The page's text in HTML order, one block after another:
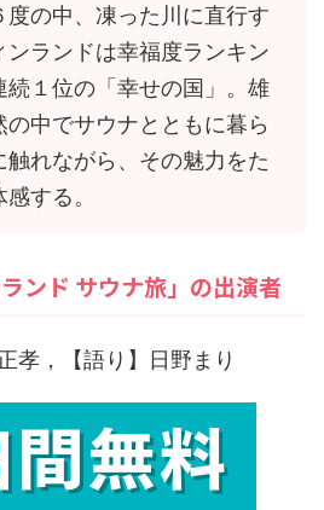
度の中、凍った川に直行す
ンランドは幸福度ランキン
続１位の「幸せの国」。雄
の中でサウナとともに暮ら
触れながら、その魅力をた
する。
ンド サウナ旅」の出演者
孝，【語り】日野まり